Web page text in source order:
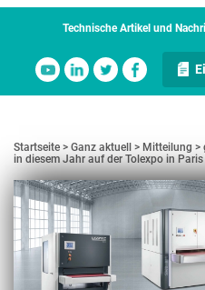
Technische Artikel und
Startseite Ganz aktuell Mitteilung
in diesem Jahr auf der Tolexpo in